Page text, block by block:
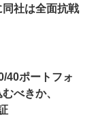
社は全面抗戦
40ポートフォ
べきか、